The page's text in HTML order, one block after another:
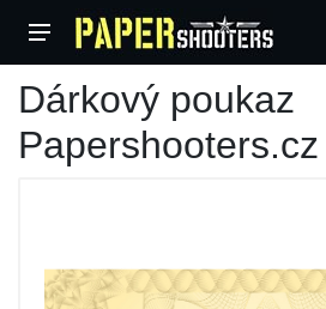
Dárkový poukaz
Papershooters.cz